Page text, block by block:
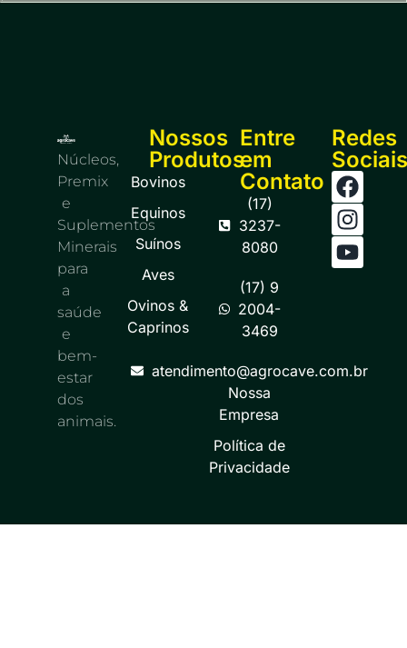
Núcleos,
Premix
e
Suplementos
Minerais
para
a
saúde
e
bem-
estar
dos
animais.
Nossos
Produtos
Bovinos
Equinos
Suínos
Aves
Ovinos &
Caprinos
Entre
em
Contato
(17)
3237-
8080
(17) 9
2004-
3469
atendimento@agrocave.com.br
Nossa
Empresa
Política de
Privacidade
Redes